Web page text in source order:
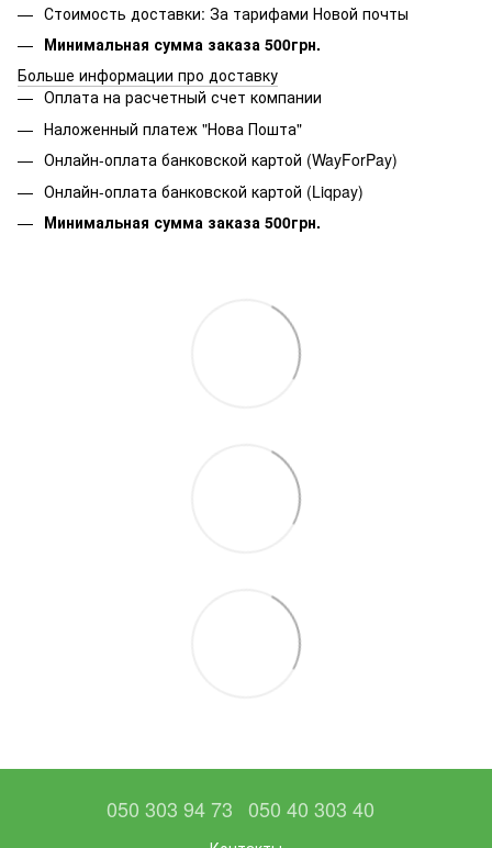
Стоимость доставки: За тарифами Новой почты
Минимальная сумма заказа 500грн.
Больше информации про доставку
Оплата на расчетный счет компании
Наложенный платеж "Нова Пошта"
Онлайн-оплата банковской картой (WayForPay)
Онлайн-оплата банковской картой (Liqpay)
Минимальная сумма заказа 500грн.
050 303 94 73 050 40 303 40